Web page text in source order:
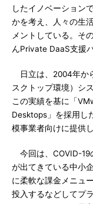
したイノベーション
かを考え、人々の生
メントしている。そ
んPrivate DaaS支援
日立は、2004年か
スクトップ環境）シ
この実績を基に「
Desktops」を採用し
模事業者向けに提供し
今回は、COVID-19
が出てきている中小
に柔軟な課金メニュ
投入するなどしてプ